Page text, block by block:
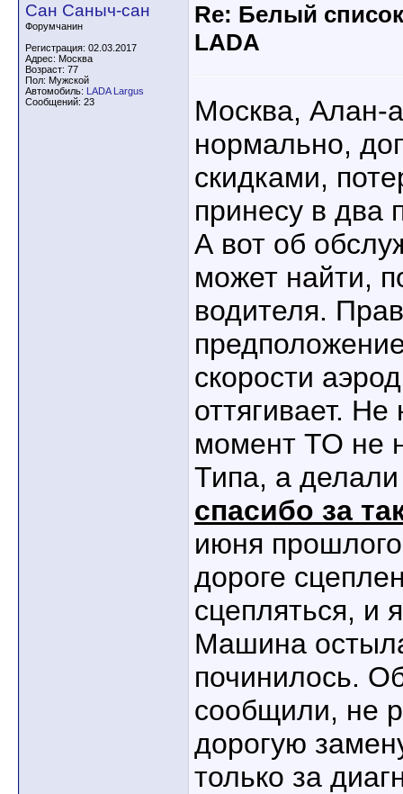
Сан Саныч-сан
Форумчанин
Регистрация: 02.03.2017
Адрес: Москва
Возраст: 77
Пол: Мужской
Автомобиль: LADA Largus
Сообщений: 23
Re: Белый
LADA
Москва, Алан-
нормально,
скидками,
принесу в
А вот об
может найти,
водителя.
скорости
оттягивает. Не
момент ТО не
Типа, а
спасибо за
июня
дороге
сцепляться, и
Машина
починилось.
сообщили, не
дорогую
только за